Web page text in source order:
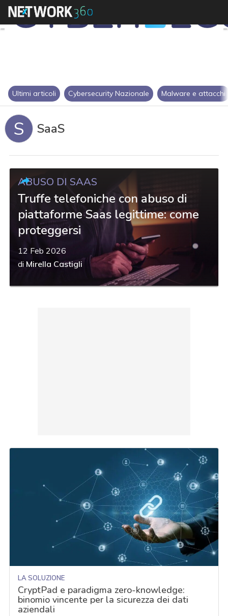
Ultimi articoli Cybersecurity Nazionale Malware e attacchi
S SaaS
ABUSO DI SAAS
Truffe telefoniche con abuso di
piattaforme Saas legittime: come
proteggersi
12 Feb 2026
di Mirella Castigli
LA SOLUZIONE
CryptPad e paradigma zero-knowledge:
binomio vincente per la sicurezza dei dati
aziendali